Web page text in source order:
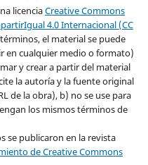
licenciaCreative Commons
4.0 Internacional (CC
el material se puede
en cualquier medio o formato)
y crear a partir del material
la autoría y la fuente original
de la obra), b) no se use para
los mismos términos de
se publicaron en la revista
de Creative Commons